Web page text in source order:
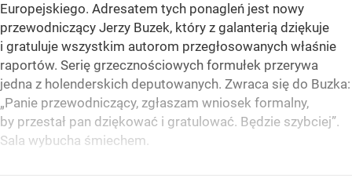
Europejskiego. Adresatem tych ponagleń jest nowy
przewodniczący Jerzy Buzek, który z galanterią dziękuje
i gratuluje wszystkim autorom przegłosowanych właśnie
raportów. Serię grzecznościowych formułek przerywa
jedna z holenderskich deputowanych. Zwraca się do Buzka:
„Panie przewodniczący, zgłaszam wniosek formalny,
by przestał pan dziękować i gratulować. Będzie szybciej”.
Sala wybucha śmiechem.